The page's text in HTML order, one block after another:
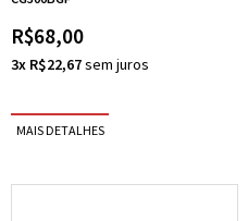
R$68,00
3x R$22,67